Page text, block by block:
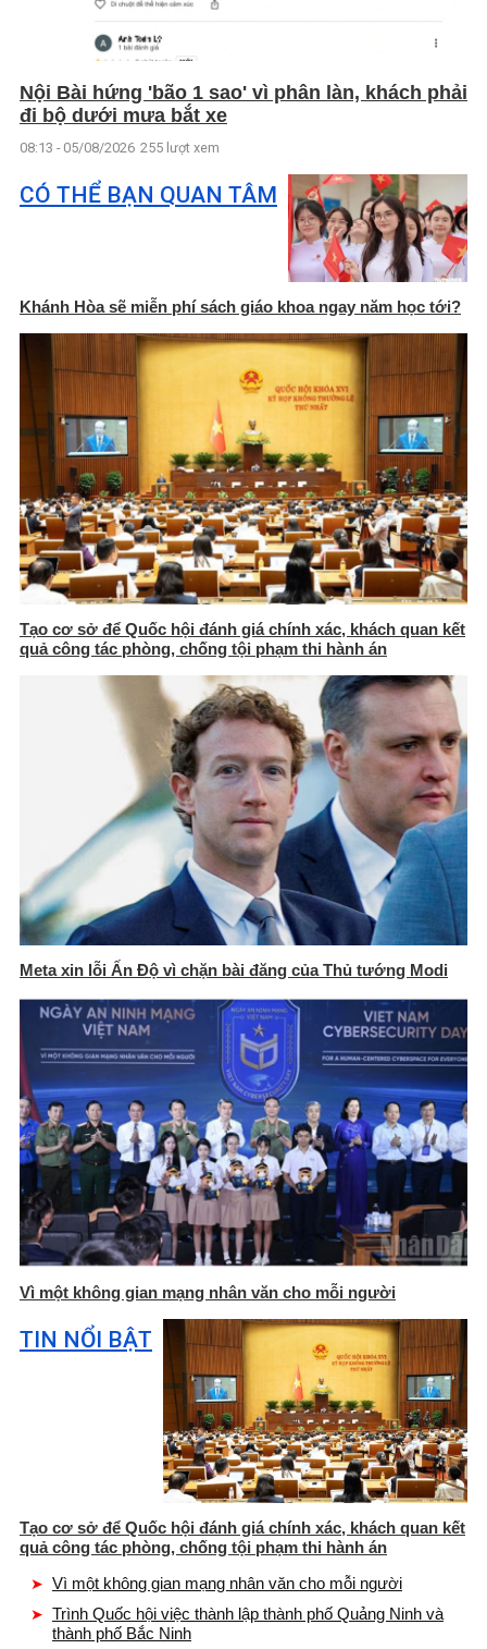
Nội Bài hứng 'bão 1 sao' vì phân làn, khách phải
đi bộ dưới mưa bắt xe
08:13 - 05/08/2026 255 lượt xem
CÓ THỂ BẠN QUAN TÂM
Khánh Hòa sẽ miễn phí sách giáo khoa ngay năm học tới?
Tạo cơ sở để Quốc hội đánh giá chính xác, khách quan kết
quả công tác phòng, chống tội phạm thi hành án
Meta xin lỗi Ấn Độ vì chặn bài đăng của Thủ tướng Modi
Vì một không gian mạng nhân văn cho mỗi người
TIN NỔI BẬT
Tạo cơ sở để Quốc hội đánh giá chính xác, khách quan kết
quả công tác phòng, chống tội phạm thi hành án
Vì một không gian mạng nhân văn cho mỗi người
Trình Quốc hội việc thành lập thành phố Quảng Ninh và
thành phố Bắc Ninh